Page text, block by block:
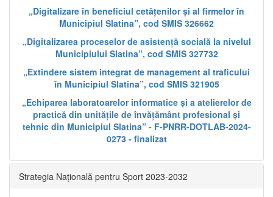
„Digitalizare în beneficiul cetățenilor și al firmelor în
Municipiul Slatina”, cod SMIS 326662
„Digitalizarea proceselor de asistență socială la nivelul
Municipiului Slatina”, cod SMIS 327732
„Extindere sistem integrat de management al traficului
în Municipiul Slatina”, cod SMIS 321905
„Echiparea laboratoarelor informatice și a atelierelor de
practică din unitățile de învățământ profesional și
tehnic din Municipiul Slatina” - F-PNRR-DOTLAB-2024-
0273 - finalizat
Strategia Națională pentru Sport 2023-2032